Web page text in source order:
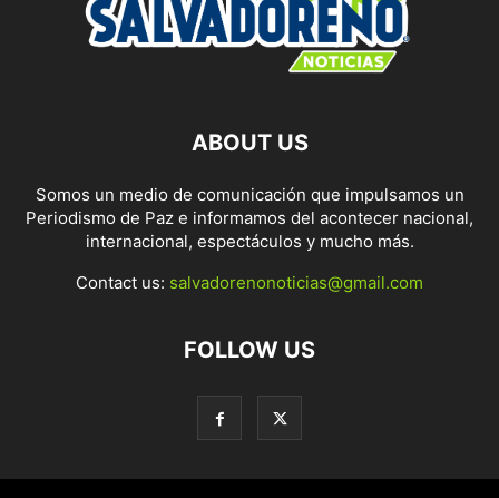
ABOUT US
Somos un medio de comunicación que impulsamos un
Periodismo de Paz e informamos del acontecer nacional,
internacional, espectáculos y mucho más.
Contact us: salvadorenonoticias@gmail.com
FOLLOW US